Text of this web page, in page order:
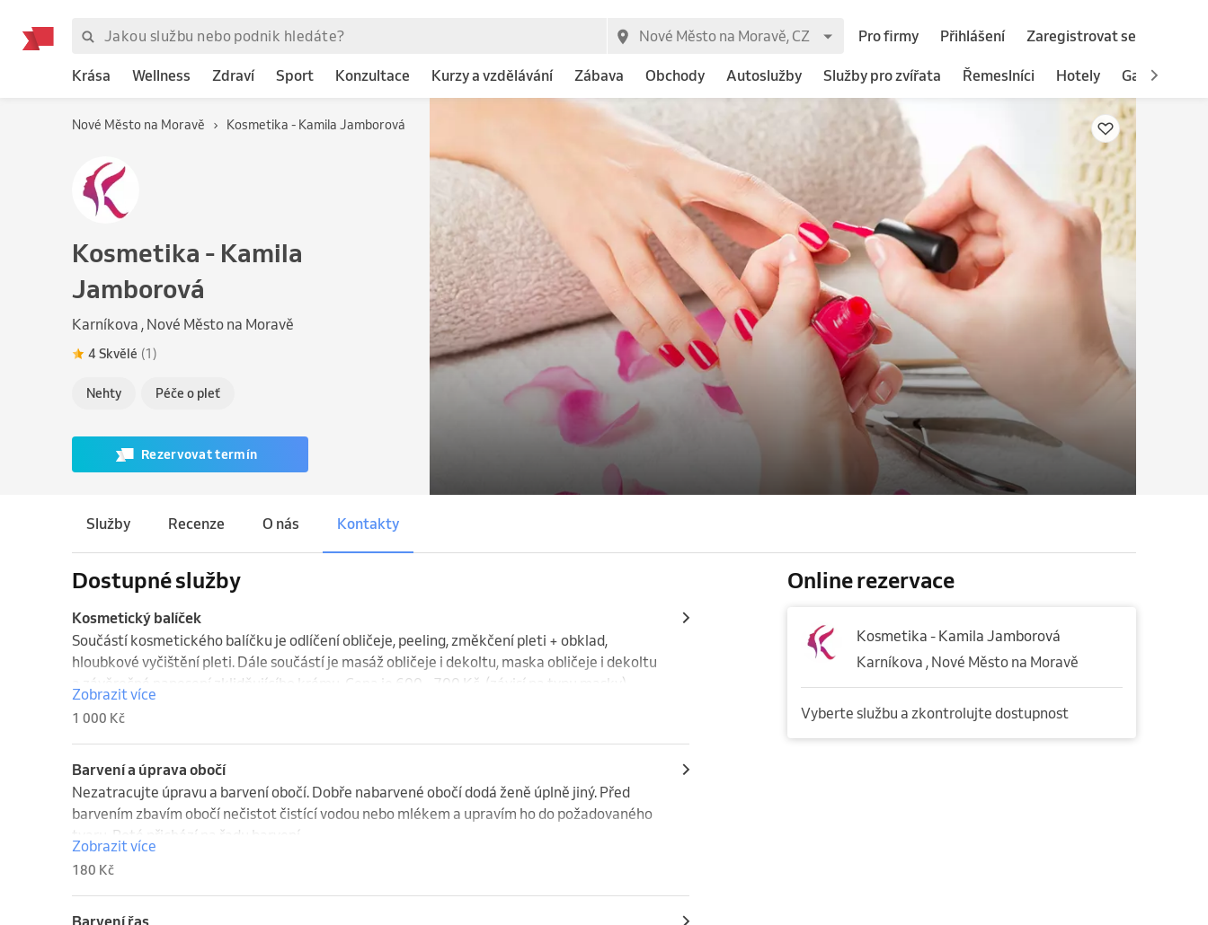
Pro firmy Přihlášení Zaregistrovat se
Krása Wellness Zdraví Sport Konzultace Kurzy a vzdělávání Zábava Obchody Autoslužby Služby pro zvířata Řemeslníci Hotely Gastronomie
Nové Město na Moravě Kosmetika - Kamila Jamborová
Kosmetika - Kamila
Jamborová
Karníkova , Nové Město na Moravě
4 Skvělé (1)
Nehty Péče o pleť
Rezervovat termín
Služby Recenze O nás Kontakty
Dostupné služby
Kosmetický balíček
Součástí kosmetického balíčku je odlíčení obličeje, peeling, změkčení pleti + obklad,
hloubkové vyčištění pleti. Dále součástí je masáž obličeje i dekoltu, maska obličeje i dekoltu
a závěrečné nanesení zklidňujícího krému. Cena je 600 - 700 Kč  (závisí na typu masky)
Zobrazit více
1 000 Kč
Barvení a úprava obočí
Nezatracujte úpravu a barvení obočí. Dobře nabarvené obočí dodá ženě úplně jiný. Před
barvením zbavím obočí nečistot čistící vodou nebo mlékem a upravím ho do požadovaného
tvaru. Poté přichází na řadu barvení.
Zobrazit více
180 Kč
Online rezervace
Kosmetika - Kamila Jamborová
Karníkova , Nové Město na Moravě
Vyberte službu a zkontrolujte dostupnost